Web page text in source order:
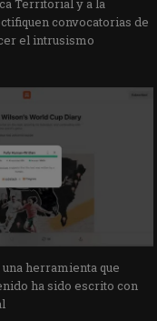
Territorial y a la
convocatorias de
el intrusismo
herramienta que
ha sido escrito con